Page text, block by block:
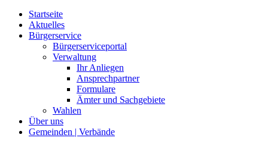
Startseite
Aktuelles
Bürgerservice
Bürgerserviceportal
Verwaltung
Ihr Anliegen
Ansprechpartner
Formulare
Ämter und Sachgebiete
Wahlen
Über uns
Gemeinden | Verbände